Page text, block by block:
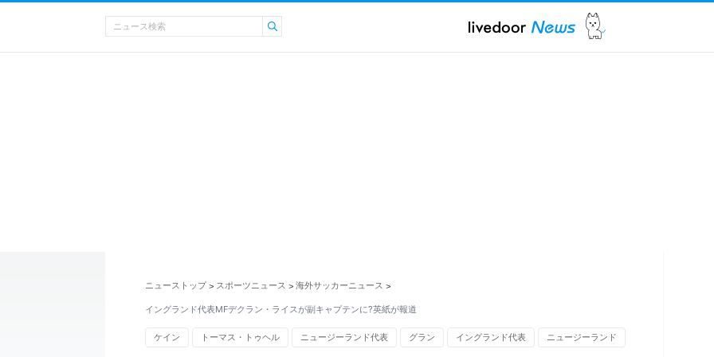
ニューストップ > スポーツニュース > 海外サッカーニュース >
イングランド代表MFデクラン・ライスが副キャプテンに?英紙が報道
ケイン トーマス・トゥヘル ニュージーランド代表 グラン イングランド代表 ニュージーランド